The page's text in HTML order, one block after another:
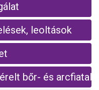
leoltások
bőr- és